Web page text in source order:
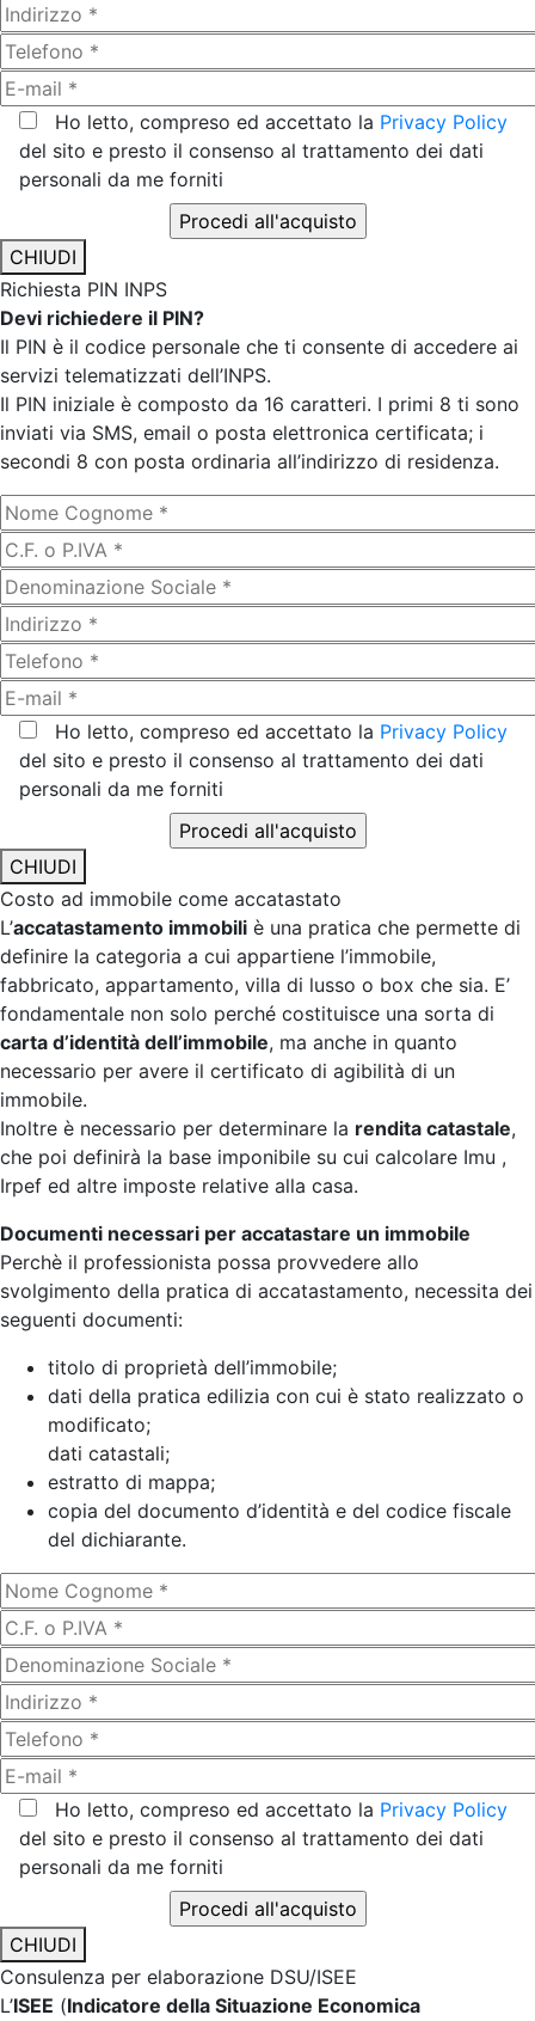
Ho letto, compreso ed accettato la Privacy Policy
del sito e presto il consenso al trattamento dei dati
personali da me forniti
CHIUDI
Richiesta PIN INPS
Devi richiedere il PIN?
Il PIN è il codice personale che ti consente di accedere ai
servizi telematizzati dell’INPS.
Il PIN iniziale è composto da 16 caratteri. I primi 8 ti sono
inviati via SMS, email o posta elettronica certificata; i
secondi 8 con posta ordinaria all’indirizzo di residenza.
Ho letto, compreso ed accettato la Privacy Policy
del sito e presto il consenso al trattamento dei dati
personali da me forniti
CHIUDI
Costo ad immobile come accatastato
L’accatastamento immobili è una pratica che permette di
definire la categoria a cui appartiene l’immobile,
fabbricato, appartamento, villa di lusso o box che sia. E’
fondamentale non solo perché costituisce una sorta di
carta d’identità dell’immobile, ma anche in quanto
necessario per avere il certificato di agibilità di un
immobile.
Inoltre è necessario per determinare la rendita catastale,
che poi definirà la base imponibile su cui calcolare Imu ,
Irpef ed altre imposte relative alla casa.
Documenti necessari per accatastare un immobile
Perchè il professionista possa provvedere allo
svolgimento della pratica di accatastamento, necessita dei
seguenti documenti:
titolo di proprietà dell’immobile;
dati della pratica edilizia con cui è stato realizzato o
modificato;
dati catastali;
estratto di mappa;
copia del documento d’identità e del codice fiscale
del dichiarante.
Ho letto, compreso ed accettato la Privacy Policy
del sito e presto il consenso al trattamento dei dati
personali da me forniti
CHIUDI
Consulenza per elaborazione DSU/ISEE
L’ISEE (Indicatore della Situazione Economica